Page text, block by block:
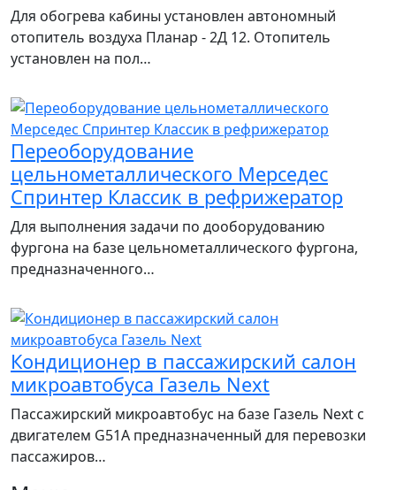
Для обогрева кабины установлен автономный
отопитель воздуха Планар - 2Д 12. Отопитель
установлен на пол…
Переоборудование
цельнометаллического Мерседес
Спринтер Классик в рефрижератор
Для выполнения задачи по дооборудованию
фургона на базе цельнометаллического фургона,
предназначенного…
Кондиционер в пассажирский салон
микроавтобуса Газель Next
Пассажирский микроавтобус на базе Газель Next с
двигателем G51A предназначенный для перевозки
пассажиров…